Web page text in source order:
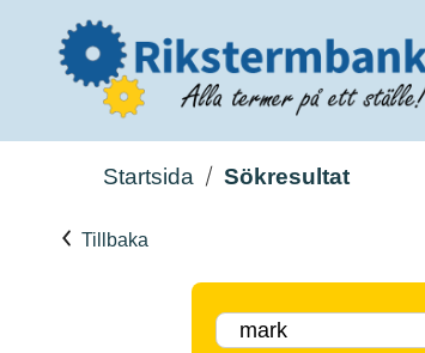
Startsida Sökresultat
Tillbaka